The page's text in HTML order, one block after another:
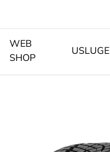
WEB
SHOP
USLUGE